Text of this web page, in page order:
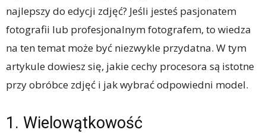
najlepszy do edycji zdjęć? Jeśli jesteś pasjonatem
fotografii lub profesjonalnym fotografem, to wiedza
na ten temat może być niezwykle przydatna. W tym
artykule dowiesz się, jakie cechy procesora są istotne
przy obróbce zdjęć i jak wybrać odpowiedni model.
1. Wielowątkowość